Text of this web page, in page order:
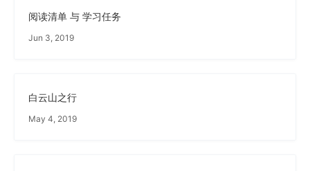
阅读清单 与 学习任务
Jun 3, 2019
白云山之行
May 4, 2019